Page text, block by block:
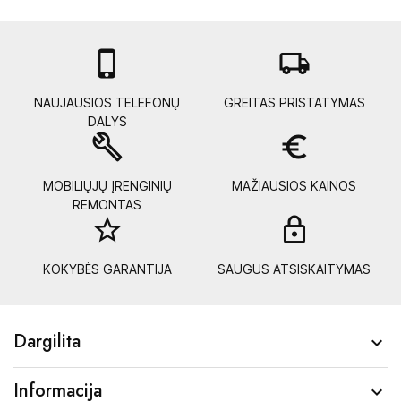

NAUJAUSIOS TELEFONŲ
DALYS
local_shipping
GREITAS PRISTATYMAS
build
MOBILIŲJŲ ĮRENGINIŲ
REMONTAS
euro_symbol
MAŽIAUSIOS KAINOS
star_border
KOKYBĖS GARANTIJA SAUGUS ATSISKAITYMAS
Dargilita 
Informacija 